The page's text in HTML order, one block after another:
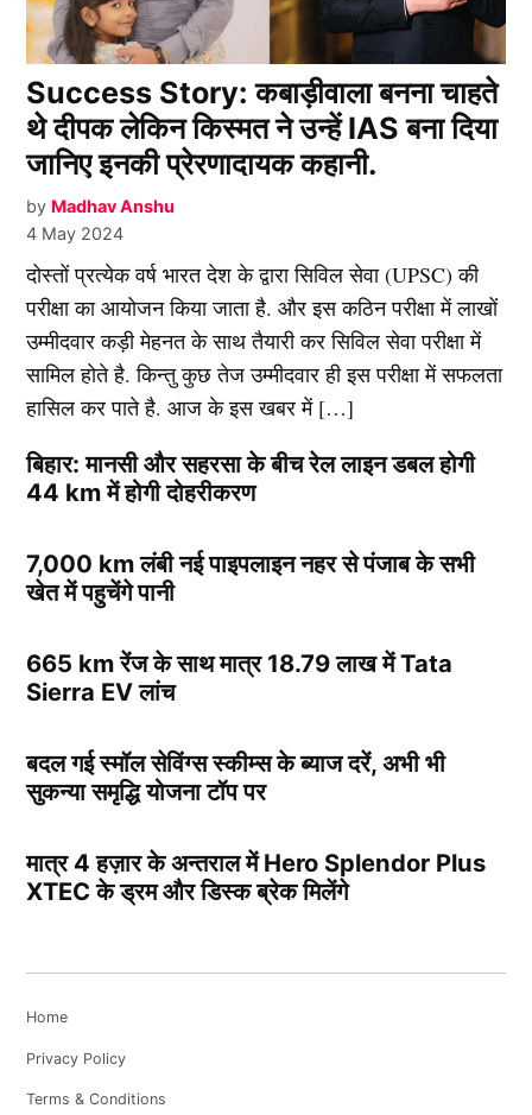
Success Story: कबाड़ीवाला बनना चाहते
थे दीपक लेकिन किस्मत ने उन्हें IAS बना दिया
जानिए इनकी प्रेरणादायक कहानी.
by Madhav Anshu
4 May 2024
दोस्तों प्रत्येक वर्ष भारत देश के द्वारा सिविल सेवा (UPSC) की
परीक्षा का आयोजन किया जाता है. और इस कठिन परीक्षा में लाखों
उम्मीदवार कड़ी मेहनत के साथ तैयारी कर सिविल सेवा परीक्षा में
सामिल होते है. किन्तु कुछ तेज उम्मीदवार ही इस परीक्षा में सफलता
हासिल कर पाते है. आज के इस खबर में […]
बिहार: मानसी और सहरसा के बीच रेल लाइन डबल होगी
44 km में होगी दोहरीकरण
7,000 km लंबी नई पाइपलाइन नहर से पंजाब के सभी
खेत में पहुचेंगे पानी
665 km रेंज के साथ मात्र 18.79 लाख में Tata
Sierra EV लांच
बदल गई स्मॉल सेविंग्स स्कीम्स के ब्याज दरें, अभी भी
सुकन्या समृद्धि योजना टॉप पर
मात्र 4 हज़ार के अन्तराल में Hero Splendor Plus
XTEC के ड्रम और डिस्क ब्रेक मिलेंगे
Home
Privacy Policy
Terms & Conditions